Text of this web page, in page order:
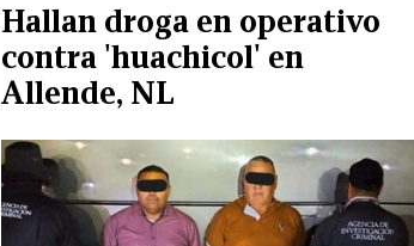
Hallan droga en operativo
contra 'huachicol' en
Allende, NL